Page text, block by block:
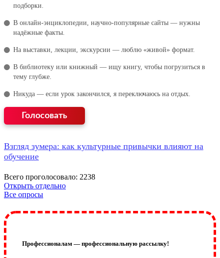
подборки.
В онлайн‑энциклопедии, научно‑популярные сайты — нужны
надёжные факты.
На выставки, лекции, экскурсии — люблю «живой» формат.
В библиотеку или книжный — ищу книгу, чтобы погрузиться в
тему глубже.
Никуда — если урок закончился, я переключаюсь на отдых.
Взгляд зумера: как культурные привычки влияют на
обучение
Всего проголосовало: 2238
Открыть отдельно
Все опросы
Профессионалам — профессиональную рассылку!